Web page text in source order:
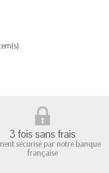
3 fois sans frais
sécurisé par notre banque
française